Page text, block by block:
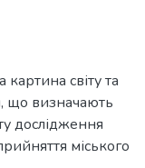
картина світу та
що визначають
дослідження
міського